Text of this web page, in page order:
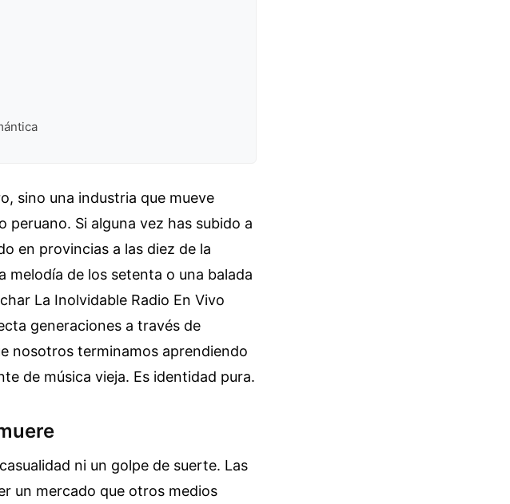
sino una industria que mueve
Si alguna vez has subido a
en provincias a las diez de la
melodía de los setenta o una balada
La Inolvidable Radio En Vivo
generaciones a través de
nosotros terminamos aprendiendo
de música vieja. Es identidad pura.
ni un golpe de suerte. Las
un mercado que otros medios